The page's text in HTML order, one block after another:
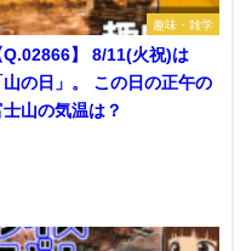
趣味・雑学
Q.02866】 8/11(火祝)は
山の日」。 この日の正午の
士山の気温は？